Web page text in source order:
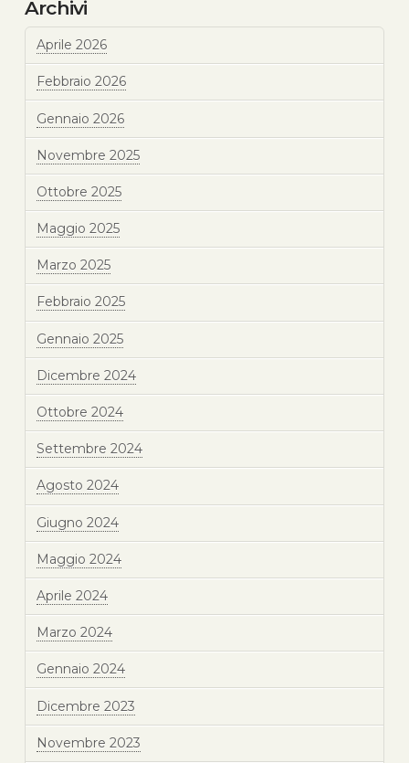
Archivi
Aprile 2026
Febbraio 2026
Gennaio 2026
Novembre 2025
Ottobre 2025
Maggio 2025
Marzo 2025
Febbraio 2025
Gennaio 2025
Dicembre 2024
Ottobre 2024
Settembre 2024
Agosto 2024
Giugno 2024
Maggio 2024
Aprile 2024
Marzo 2024
Gennaio 2024
Dicembre 2023
Novembre 2023